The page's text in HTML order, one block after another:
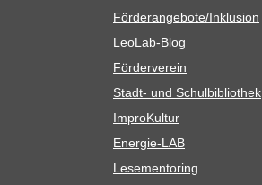
Förderangebote/​​Inklusion
Leo­Lab-Blog
För­der­ver­ein
Stadt- und Schulbibliothek
Impro­Kul­tur
Ener­­gie-LAB
Lese­men­to­ring